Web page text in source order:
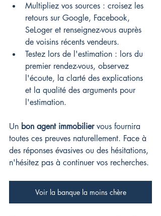
Multipliez vos sources : croisez les
retours sur Google, Facebook,
SeLoger et renseignez-vous auprès
de voisins récents vendeurs.
Testez lors de l'estimation : lors du
premier rendez-vous, observez
l'écoute, la clarté des explications
et la qualité des arguments pour
l'estimation.
Un bon agent immobilier vous fournira
toutes ces preuves naturellement. Face à
des réponses évasives ou des hésitations,
n'hésitez pas à continuer vos recherches.
Voir la banque la moins chère